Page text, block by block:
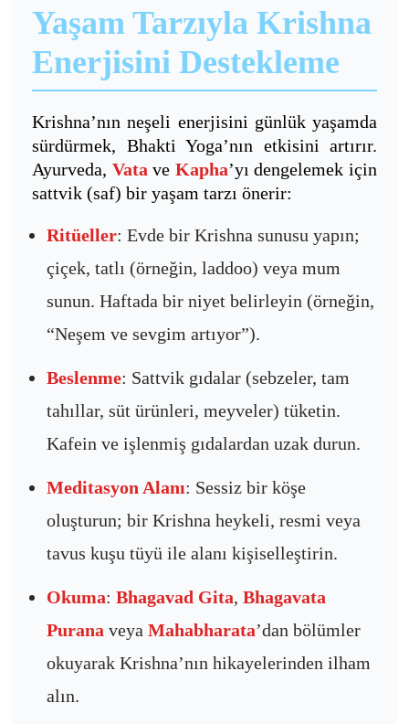
Yaşam Tarzıyla Krishna
Enerjisini Destekleme
Krishna’nın neşeli enerjisini günlük yaşamda
sürdürmek, Bhakti Yoga’nın etkisini artırır.
Ayurveda, Vata ve Kapha’yı dengelemek için
sattvik (saf) bir yaşam tarzı önerir:
Ritüeller: Evde bir Krishna sunusu yapın;
çiçek, tatlı (örneğin, laddoo) veya mum
sunun. Haftada bir niyet belirleyin (örneğin,
“Neşem ve sevgim artıyor”).
Beslenme: Sattvik gıdalar (sebzeler, tam
tahıllar, süt ürünleri, meyveler) tüketin.
Kafein ve işlenmiş gıdalardan uzak durun.
Meditasyon Alanı: Sessiz bir köşe
oluşturun; bir Krishna heykeli, resmi veya
tavus kuşu tüyü ile alanı kişiselleştirin.
Okuma: Bhagavad Gita, Bhagavata
Purana veya Mahabharata’dan bölümler
okuyarak Krishna’nın hikayelerinden ilham
alın.